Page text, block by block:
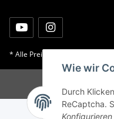
Wie wir
Durch
ReCaptcha.
Konfigurieren
* Alle Preise inkl. gesetzlicher